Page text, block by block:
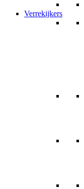
Verrekijkers